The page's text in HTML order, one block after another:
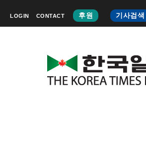
LOGIN CONTACT 후원 기사검색